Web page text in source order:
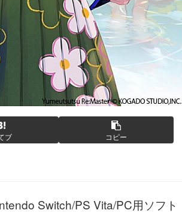
ブ コピー
Switch/PS Vita/PC用ソフト